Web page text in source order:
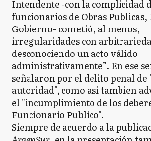
Intendente -con la complicidad
funcionarios de Obras Publicas,
Gobierno- cometió, al menos,
irregularidades con
desconociendo un acto válido
administrativamente”. En ese
señalaron por el delito penal de
autoridad", como asi tambien
el "incumplimiento de los
Funcionario Publico".
Siempre de acuerdo a la